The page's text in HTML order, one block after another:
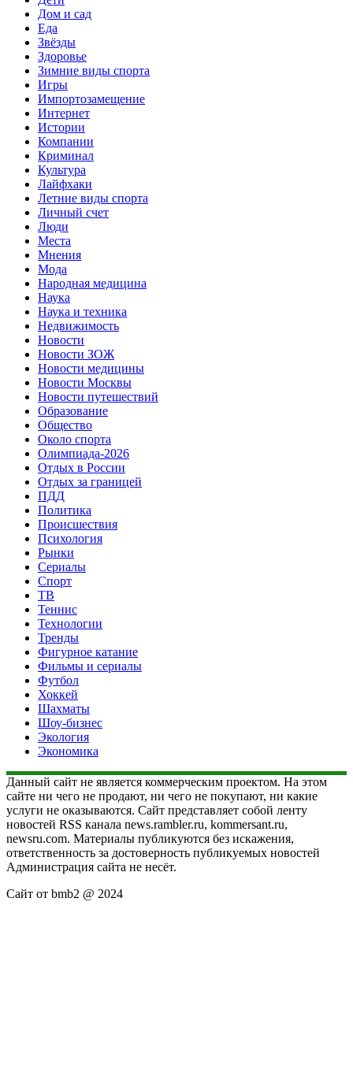
Дом и сад
Еда
Звёзды
Здоровье
Зимние виды спорта
Игры
Импортозамещение
Интернет
Истории
Компании
Криминал
Культура
Лайфхаки
Летние виды спорта
Личный счет
Люди
Места
Мнения
Мода
Народная медицина
Наука
Наука и техника
Недвижимость
Новости
Новости ЗОЖ
Новости медицины
Новости Москвы
Новости путешествий
Образование
Общество
Около спорта
Олимпиада-2026
Отдых в России
Отдых за границей
ПДД
Политика
Происшествия
Психология
Рынки
Сериалы
Спорт
ТВ
Теннис
Технологии
Тренды
Фигурное катание
Фильмы и сериалы
Футбол
Хоккей
Шахматы
Шоу-бизнес
Экология
Экономика
Данный сайт не является коммерческим проектом. На этом
сайте ни чего не продают, ни чего не покупают, ни какие
услуги не оказываются. Сайт представляет собой ленту
новостей RSS канала news.rambler.ru, kommersant.ru,
newsru.com. Материалы публикуются без искажения,
ответственность за достоверность публикуемых новостей
Администрация сайта не несёт.
Сайт от bmb2 @ 2024